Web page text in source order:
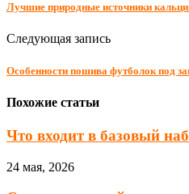
Лучшие природные источники
Следующая запись
Особенности пошива футболок под
Похожие статьи
Что входит в базовый
24 мая, 2026